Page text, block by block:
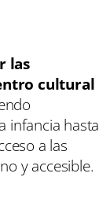
las
cultural
infancia hasta
a las
y accesible.